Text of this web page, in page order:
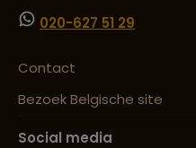
020-627 51 29
Contact
Bezoek Belgische site
Social media